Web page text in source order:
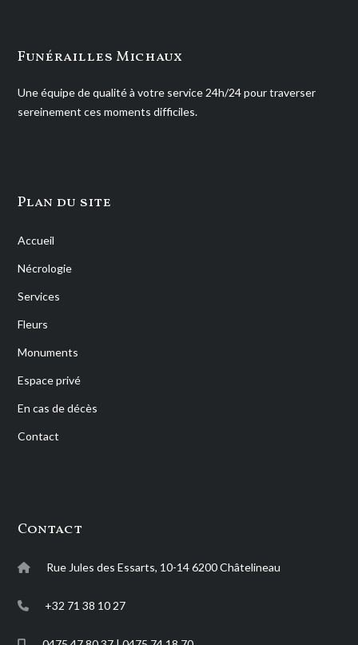
Funérailles Michaux
Une équipe de qualité à votre service 24h/24 pour traverser
sereinement ces moments difficiles.
Plan du site
Accueil
Nécrologie
Services
Fleurs
Monuments
Espace privé
En cas de décès
Contact
Contact
Rue Jules des Essarts, 10-14 6200 Châtelineau
+32 71 38 10 27